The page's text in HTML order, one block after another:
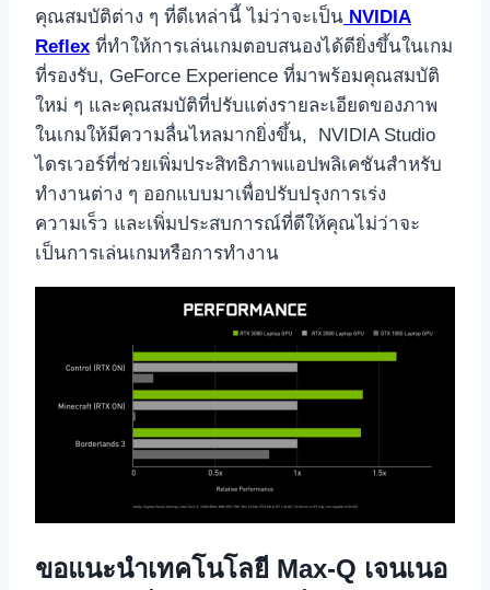
คุณสมบัติต่าง ๆ ที่ดีเหล่านี้ ไม่ว่าจะเป็น NVIDIA
Reflex ที่ทำให้การเล่นเกมตอบสนองได้ดียิ่งขึ้นในเกม
ที่รองรับ, GeForce Experience ที่มาพร้อมคุณสมบัติ
ใหม่ ๆ และคุณสมบัติที่ปรับแต่งรายละเอียดของภาพ
ในเกมให้มีความลื่นไหลมากยิ่งขึ้น, NVIDIA Studio
ไดรเวอร์ที่ช่วยเพิ่มประสิทธิภาพแอปพลิเคชันสำหรับ
ทำงานต่าง ๆ ออกแบบมาเพื่อปรับปรุงการเร่ง
ความเร็ว และเพิ่มประสบการณ์ที่ดีให้คุณไม่ว่าจะ
เป็นการเล่นเกมหรือการทำงาน
ขอแนะนำเทคโนโลยี Max-Q เจนเนอ